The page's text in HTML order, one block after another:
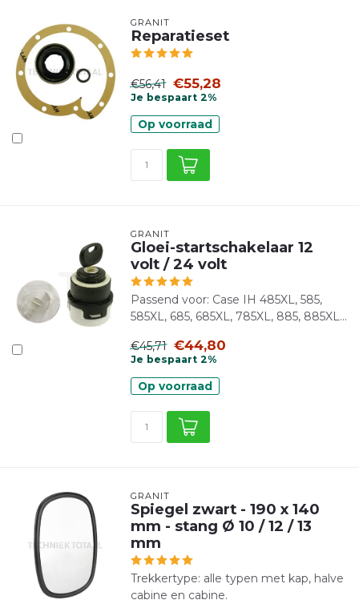
GRANIT
Reparatieset
€56,41 €55,28
Je bespaart 2%
Op voorraad
GRANIT
Gloei-startschakelaar 12
volt / 24 volt
Passend voor: Case IH 485XL, 585,
585XL, 685, 685XL, 785XL, 885, 885XL...
€45,71 €44,80
Je bespaart 2%
Op voorraad
GRANIT
Spiegel zwart - 190 x 140
mm - stang Ø 10 / 12 / 13
mm
Trekkertype: alle typen met kap, halve
cabine en cabine.